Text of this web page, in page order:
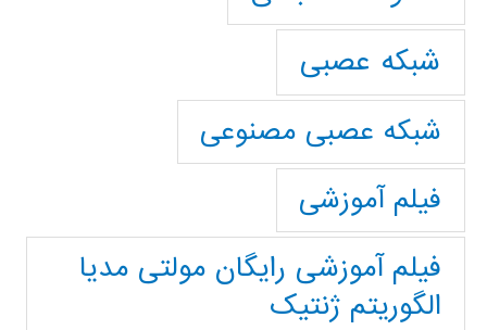
شبکه عصبی
شبکه عصبی مصنوعی
فیلم آموزشی
فیلم آموزشی رایگان مولتی مدیا
الگوریتم ژنتیک